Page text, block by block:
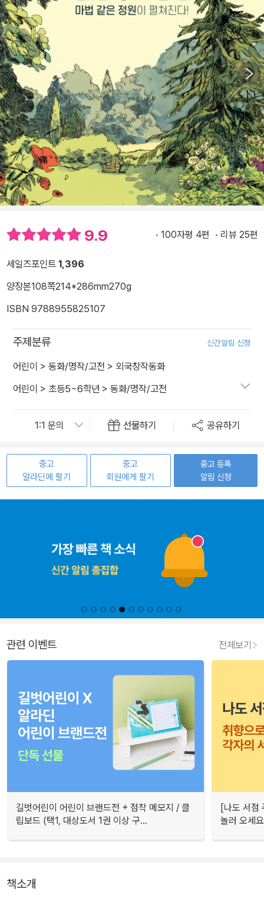
9.9 100자평 4편 리뷰 25편
세일즈포인트 1,396
양장본108쪽214*286mm270g
ISBN 9788955825107
주제분류 신간알림 신청
어린이 > 동화/명작/고전 > 외국창작동화
어린이 > 초등5~6학년 > 동화/명작/고전
선물하기 공유하기
중고
알라딘에 팔기
중고
회원에게 팔기
중고 등록
알림 신청
관련 이벤트 전체보기
길벗어린이 어린이 브랜드전 + 점착 메모지 / 클
립보드 (택1, 대상도서 1권 이상 구...
[나도 서점
놀러 오세
책소개